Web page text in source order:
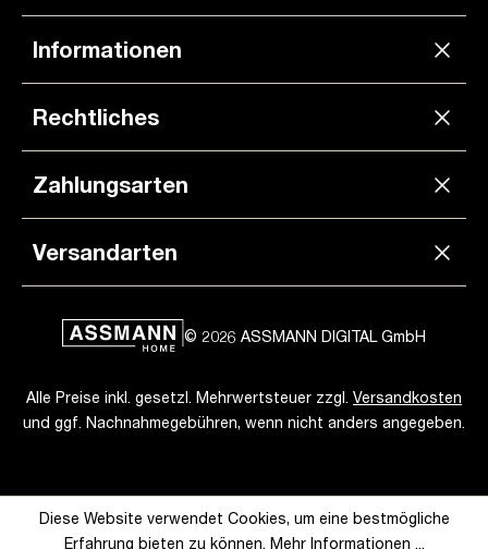
Informationen
Rechtliches
Zahlungsarten
Versandarten
© 2026 ASSMANN DIGITAL GmbH
Alle Preise inkl. gesetzl. Mehrwertsteuer zzgl. Versandkosten
und ggf. Nachnahmegebühren, wenn nicht anders angegeben.
Diese Website verwendet Cookies, um eine bestmögliche
Erfahrung bieten zu können. Mehr Informationen ...